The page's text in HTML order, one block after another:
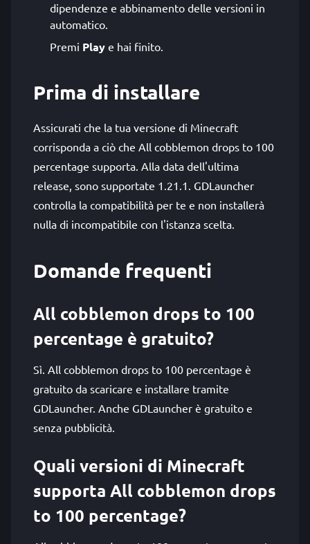
dipendenze e abbinamento delle versioni in
automatico.
Premi Play e hai finito.
Prima di installare
Assicurati che la tua versione di Minecraft
corrisponda a ciò che All cobblemon drops to 100
percentage supporta. Alla data dell'ultima
release, sono supportate 1.21.1. GDLauncher
controlla la compatibilità per te e non installerà
nulla di incompatibile con l'istanza scelta.
Domande frequenti
All cobblemon drops to 100
percentage è gratuito?
Sì. All cobblemon drops to 100 percentage è
gratuito da scaricare e installare tramite
GDLauncher. Anche GDLauncher è gratuito e
senza pubblicità.
Quali versioni di Minecraft
supporta All cobblemon drops
to 100 percentage?